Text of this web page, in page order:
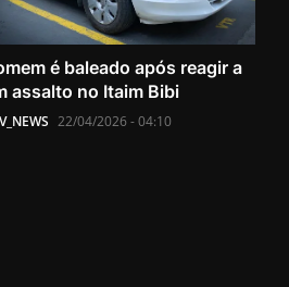
é baleado após reagir a
assalto no Itaim Bibi
22/04/2026 - 04:10